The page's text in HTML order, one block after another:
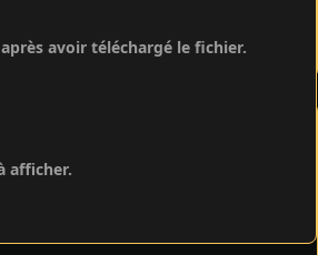
avoir téléchargé le fichier.
afficher.